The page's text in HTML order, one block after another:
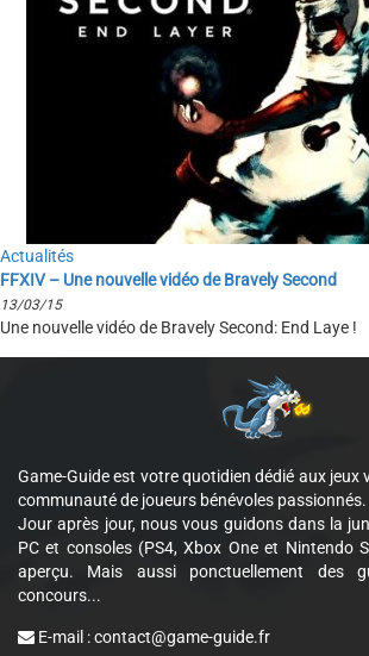
Actualités
FFXIV – Une nouvelle vidéo de Bravely Second
13/03/15
Une nouvelle vidéo de Bravely Second: End Laye !
Game-Guide est votre quotidien dédié aux jeux
communauté de joueurs bénévoles passionnés.
Jour après jour, nous vous guidons dans la
PC et consoles (PS4, Xbox One et Nintendo
aperçu. Mais aussi ponctuellement des
concours...
E-mail :contact@game-guide.fr